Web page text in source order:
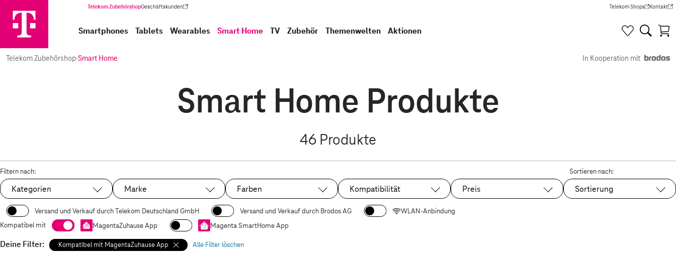
Telekom ZubehörshopGeschäftskunden
(Wird in einem neuen Tab geöffnet) Telekom Shops
(Wird in einem neuen Tab
Kontakt
(Wird in
Smartphones Tablets Wearables Smart Home TV Zubehör Themenwelten Aktionen
Telekom Zubehörshop·Smart Home In Kooperation mit
Smart Home Produkte
46 Produkte
Filtern nach:
Kategorien Marke Farben Kompatibilität Preis
Sortieren nach:
Sortierung
Versand und Verkauf durch Telekom Deutschland GmbH Versand und Verkauf durch Brodos AG
WLAN-Anbindung
Kompatibel mit
MagentaZuhause App Magenta SmartHome App
Deine Filter: Kompatibel mit MagentaZuhause App Alle Filter löschen